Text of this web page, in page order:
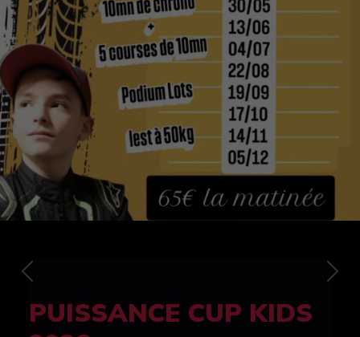
FELINE CUP 100%
Previous Next